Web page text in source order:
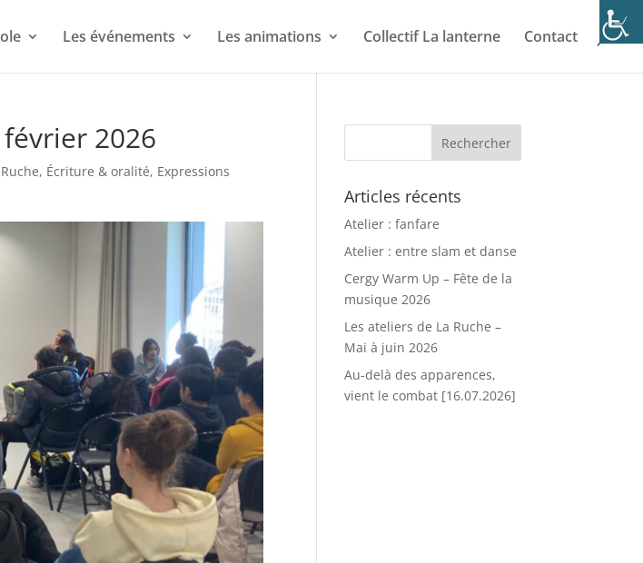
Les événements Les animations Collectif La lanterne Contact
2026
, Écriture & oralité, Expressions
Articles récents
Atelier : fanfare
Atelier : entre slam et danse
Cergy Warm Up – Fête de la
musique 2026
Les ateliers de La Ruche –
Mai à juin 2026
Au-delà des apparences,
vient le combat [16.07.2026]